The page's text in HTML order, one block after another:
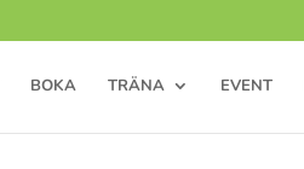
BOKA TRÄNA EVENT